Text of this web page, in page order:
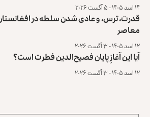
۱۴ اسد ۱۴۰۵ - ۵ آگست ۲۰۲۶
قدرت، ترس، و عادی ‌شدن سلطه در
معاصر
۱۲ اسد ۱۴۰۵ - ۳ آگست ۲۰۲۶
آیا این آغازِ پایان فصیح‌الدین فطرت است؟
۱۲ اسد ۱۴۰۵ - ۳ آگست ۲۰۲۶